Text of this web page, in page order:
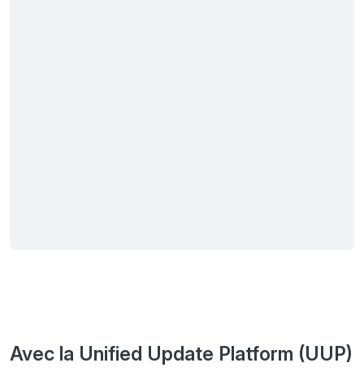
Avec la Unified Update Platform (UUP)